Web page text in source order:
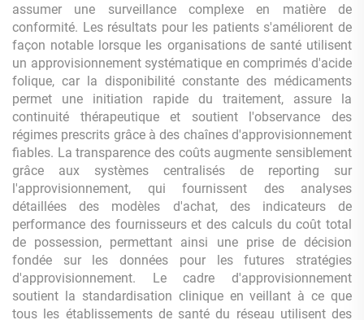
assumer une surveillance complexe en matière de
conformité. Les résultats pour les patients s'améliorent de
façon notable lorsque les organisations de santé utilisent
un approvisionnement systématique en comprimés d'acide
folique, car la disponibilité constante des médicaments
permet une initiation rapide du traitement, assure la
continuité thérapeutique et soutient l'observance des
régimes prescrits grâce à des chaînes d'approvisionnement
fiables. La transparence des coûts augmente sensiblement
grâce aux systèmes centralisés de reporting sur
l'approvisionnement, qui fournissent des analyses
détaillées des modèles d'achat, des indicateurs de
performance des fournisseurs et des calculs du coût total
de possession, permettant ainsi une prise de décision
fondée sur les données pour les futures stratégies
d'approvisionnement. Le cadre d'approvisionnement
soutient la standardisation clinique en veillant à ce que
tous les établissements de santé du réseau utilisent des